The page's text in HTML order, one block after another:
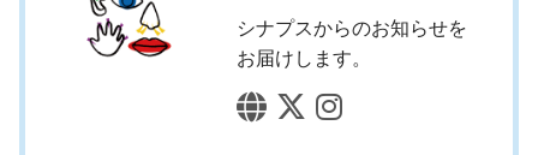
シナプスからのお知らせを
お届けします。